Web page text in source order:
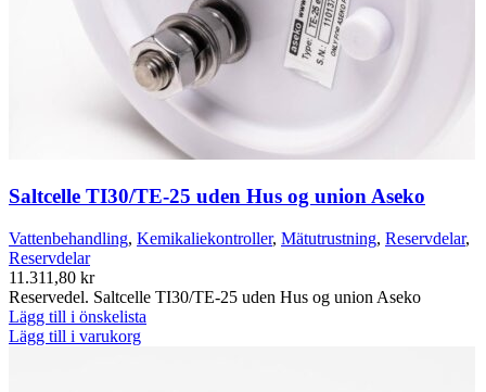
Saltcelle TI30/TE-25 uden Hus og union Aseko
Vattenbehandling, Kemikaliekontroller, Mätutrustning, Reservdelar,
Reservdelar
11.311,80 kr
Reservedel. Saltcelle TI30/TE-25 uden Hus og union Aseko
Lägg till i önskelista
Lägg till i varukorg